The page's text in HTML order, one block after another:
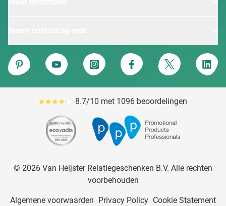
Van Heijster
Pinterest
YouTube Instagram Facebook Twitter
Gemiddeld reviewpercentage is 87
8.7/10 met 1096 beoordelingen
© 2026 Van Heijster Relatiegeschenken B.V. Alle rechten
voorbehouden
Algemene voorwaarden Privacy Policy Cookie Statement